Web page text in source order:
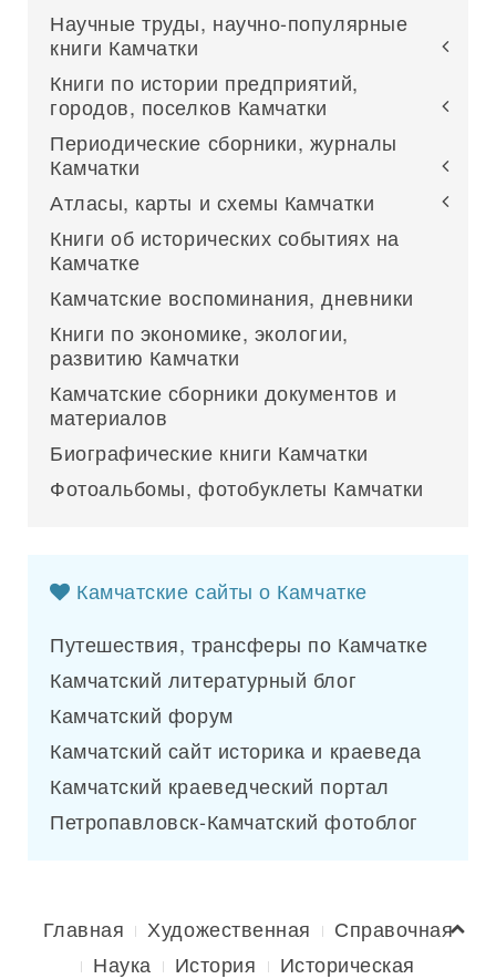
Научные труды, научно-популярные
книги Камчатки
Книги по истории предприятий,
городов, поселков Камчатки
Периодические сборники, журналы
Камчатки
Атласы, карты и схемы Камчатки
Книги об исторических событиях на
Камчатке
Камчатские воспоминания, дневники
Книги по экономике, экологии,
развитию Камчатки
Камчатские сборники документов и
материалов
Биографические книги Камчатки
Фотоальбомы, фотобуклеты Камчатки
Камчатские сайты о Камчатке
Путешествия, трансферы по Камчатке
Камчатский литературный блог
Камчатский форум
Камчатский сайт историка и краеведа
Камчатский краеведческий портал
Петропавловск-Камчатский фотоблог
Главная Художественная
Справочная
Наука
История
Историческая